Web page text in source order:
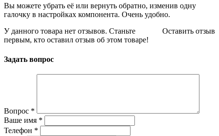
Вы можете убрать её или вернуть обратно, изменив одну
галочку в настройках компонента. Очень удобно.
Оставить отзыв
У данного товара нет отзывов. Станьте
первым, кто оставил отзыв об этом товаре!
Задать вопрос
Вопрос *
Ваше имя *
Телефон *